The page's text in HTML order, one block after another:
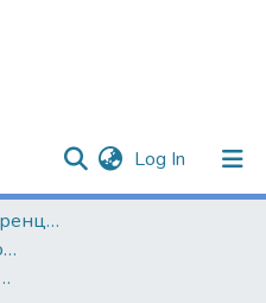
Log In (current)
Материалы конференций и семинаров
Беларусь и Китай: многовекторность сотрудничества
по изучению китайского языка и культуры